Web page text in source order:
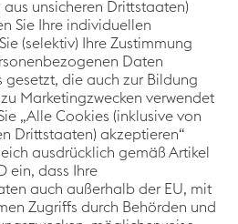
Blog
und Technologiekonzern
dem Corporate Blog auf
Innovation &